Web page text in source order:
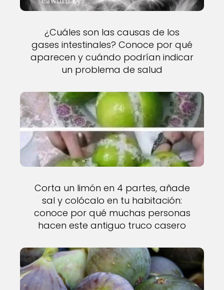
¿Cuáles son las causas de los
gases intestinales? Conoce por qué
aparecen y cuándo podrían indicar
un problema de salud
Corta un limón en 4 partes, añade
sal y colócalo en tu habitación:
conoce por qué muchas personas
hacen este antiguo truco casero